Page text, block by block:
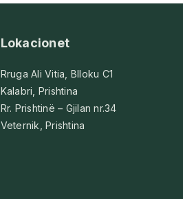
Lokacionet
Rruga Ali Vitia, Blloku C1
Kalabri, Prishtina
Rr. Prishtinë – Gjilan nr.34
Veternik, Prishtina